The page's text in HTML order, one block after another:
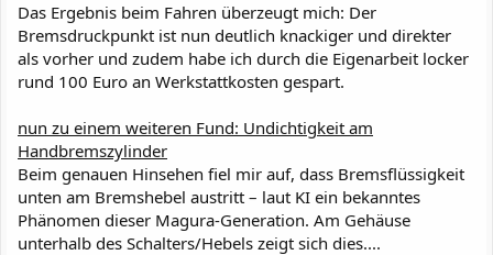
Das Ergebnis beim Fahren überzeugt mich: Der
Bremsdruckpunkt ist nun deutlich knackiger und direkter
als vorher und zudem habe ich durch die Eigenarbeit locker
rund 100 Euro an Werkstattkosten gespart.
nun zu einem weiteren Fund: Undichtigkeit am
Handbremszylinder
Beim genauen Hinsehen fiel mir auf, dass Bremsflüssigkeit
unten am Bremshebel austritt – laut KI ein bekanntes
Phänomen dieser Magura-Generation. Am Gehäuse
unterhalb des Schalters/Hebels zeigt sich dies....